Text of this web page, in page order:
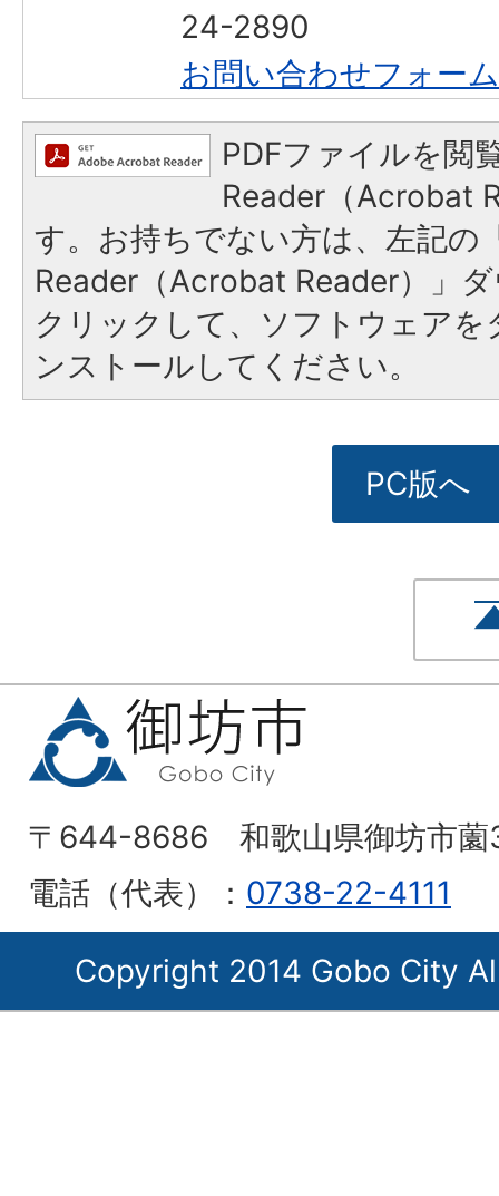
24-2890
お問い合わせフォーム
PDFファイルを閲
Reader（Acrobat
す。お持ちでない方は、左記の
Reader（Acrobat Reader）」
クリックして、ソフトウェア
ンストールしてください。
PC版へ
〒644-8686 和歌山県御坊市薗
電話（代表）： 0738-22-4111
Copyright 2014 Gobo City